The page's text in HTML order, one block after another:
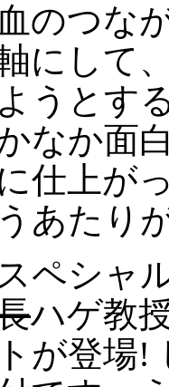
血のつな
にして
ようとす
なか面
仕上が
うあたり
スペシャ
ハゲ教
トが登場